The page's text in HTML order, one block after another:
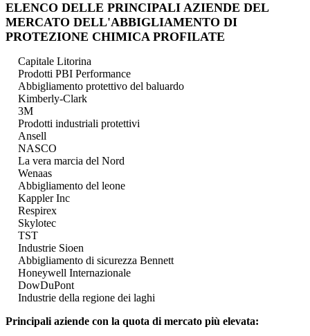
ELENCO DELLE PRINCIPALI AZIENDE DEL
MERCATO DELL'ABBIGLIAMENTO DI
PROTEZIONE CHIMICA PROFILATE
Capitale Litorina
Prodotti PBI Performance
Abbigliamento protettivo del baluardo
Kimberly-Clark
3M
Prodotti industriali protettivi
Ansell
NASCO
La vera marcia del Nord
Wenaas
Abbigliamento del leone
Kappler Inc
Respirex
Skylotec
TST
Industrie Sioen
Abbigliamento di sicurezza Bennett
Honeywell Internazionale
DowDuPont
Industrie della regione dei laghi
Principali aziende con la quota di mercato più elevata: